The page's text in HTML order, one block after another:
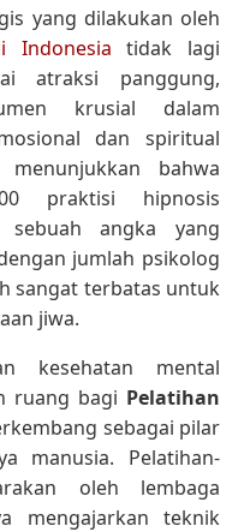
yang dilakukan oleh
Indonesia tidak lagi
atraksi panggung,
krusial dalam
dan spiritual
bahwa
praktisi hipnosis
sebuah angka yang
jumlah psikolog
sangat terbatas untuk
jiwa.
kesehatan mental
ruang bagi Pelatihan
sebagai pilar
manusia. Pelatihan-
oleh lembaga
mengajarkan teknik